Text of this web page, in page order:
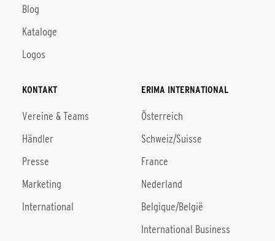
Blog
Kataloge
Logos
KONTAKT
Vereine & Teams
Händler
Presse
Marketing
International
ERIMA INTERNATIONAL
Österreich
Schweiz/Suisse
France
Nederland
Belgique/België
International Business